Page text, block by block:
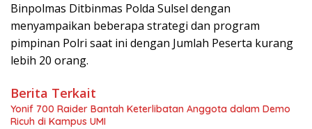
Binpolmas Ditbinmas Polda Sulsel dengan
menyampaikan beberapa strategi dan program
pimpinan Polri saat ini dengan Jumlah Peserta kurang
lebih 20 orang.
Berita Terkait
Yonif 700 Raider Bantah Keterlibatan Anggota dalam Demo
Ricuh di Kampus UMI